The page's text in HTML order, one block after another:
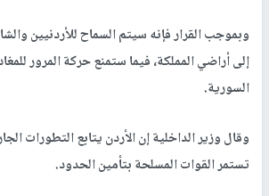
وبموجب القرار فإنه سيتم السماح للأردنيين
إلى أراضي المملكة، فيما ستمنع حركة المرور
السورية.
وقال وزير الداخلية إن الأردن يتابع التطورات
تستمر القوات المسلحة بتأمين الحدود.